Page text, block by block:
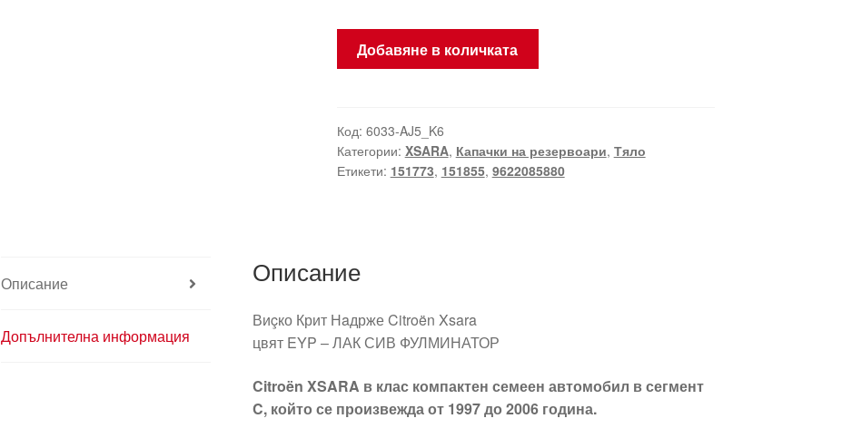
количество
Надърже
Citroën
Xsara
151773
Добавяне в количката
Код: 6033-AJ5_K6
Категории: XSARA, Капачки на резервоари, Тяло
Етикети: 151773, 151855, 9622085880
Описание
Допълнителна информация
Описание
Виçко Крит Нaдрже Citroën Xsara
цвят EYP – ЛАК СИВ ФУЛМИНАТОР
Citroën XSARA в клас компактен семеен автомобил в сегмент
C, който се произвежда от 1997 до 2006 година.